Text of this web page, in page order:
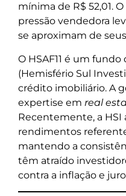
mínima de R$ 52,01.
pressão vendedora
se aproximam de
O HSAF11 é um
(Hemisfério Sul
crédito imobiliário. A
expertise em real
Recentemente, a
rendimentos
mantendo a
têm atraído
contra a inflação e